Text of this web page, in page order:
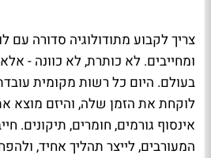
צריך לקבוע מתודולוגיה סדורה עם
ומחייבים. לא כותרת, לא כוונה -
בעולם. היום כל רשות מקומית
לוקחת את הזמן שלה, והיזם מוצא
אינסוף גורמים, חומרים, תיקונים.
המעורבים, לייצר תהליך אחיד,